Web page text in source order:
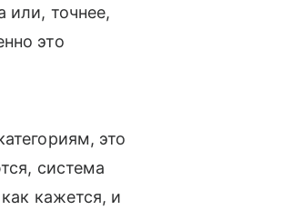
или, точнее,
это
это
система
кажется, и